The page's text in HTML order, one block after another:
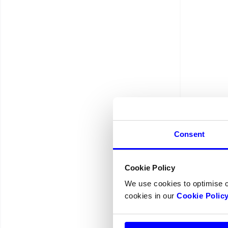
Consent
Cookie Policy
We use cookies to optimise
cookies in our Cookie
Vid